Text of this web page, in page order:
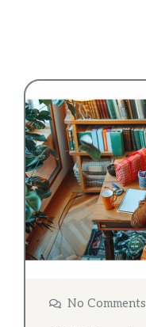
No Comments